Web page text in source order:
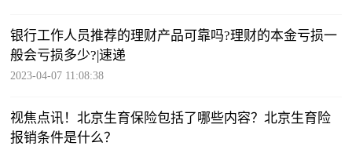
银行工作人员推荐的理财产品可靠吗?理财的本金亏损一
般会亏损多少?|速递
2023-04-07 11:08:38
视焦点讯！北京生育保险包括了哪些内容？北京生育险
报销条件是什么？